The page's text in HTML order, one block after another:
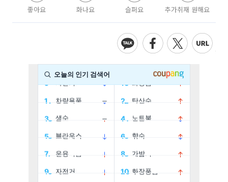
좋아요 화나요 슬퍼요 추가취재 원해요